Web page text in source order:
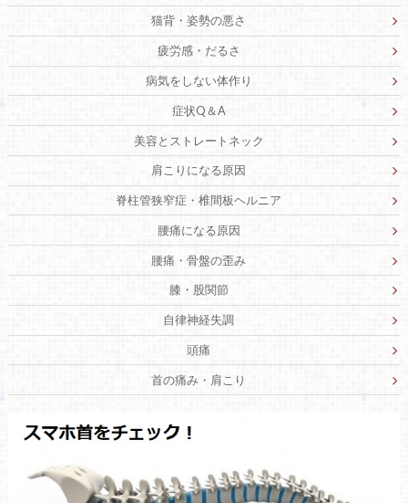
猫背・姿勢の悪さ
疲労感・だるさ
病気をしない体作り
症状Q＆A
美容とストレートネック
肩こりになる原因
脊柱管狭窄症・椎間板ヘルニア
腰痛になる原因
腰痛・骨盤の歪み
膝・股関節
自律神経失調
頭痛
首の痛み・肩こり